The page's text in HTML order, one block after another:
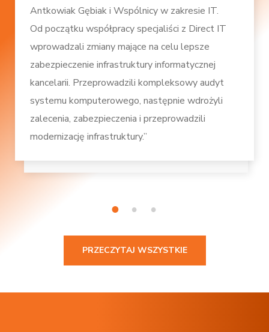
Antkowiak Gębiak i Wspólnicy w zakresie IT.
Od początku współpracy specjaliści z Direct IT
wprowadzali zmiany mające na celu lepsze
zabezpieczenie infrastruktury informatycznej
kancelarii. Przeprowadzili kompleksowy audyt
systemu komputerowego, następnie wdrożyli
zalecenia, zabezpieczenia i przeprowadzili
modernizację infrastruktury.”
1 2 3
PRZECZYTAJ WSZYSTKIE